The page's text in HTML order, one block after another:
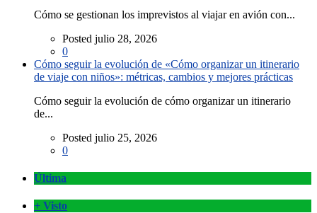
Cómo se gestionan los imprevistos al viajar en avión con...
Posted julio 28, 2026
0
Cómo seguir la evolución de «Cómo organizar un itinerario
de viaje con niños»: métricas, cambios y mejores prácticas
Cómo seguir la evolución de cómo organizar un itinerario
de...
Posted julio 25, 2026
0
Última
+ Visto